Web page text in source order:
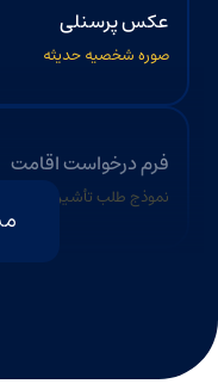
عکس پرسنلی
صوره شخصیه حدیثه
فرم درخواست اقامت
نموذج طلب تأشیره الإقامه